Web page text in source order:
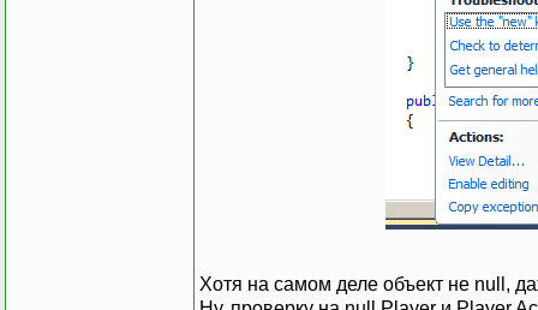
Хотя на самом деле объект не null,